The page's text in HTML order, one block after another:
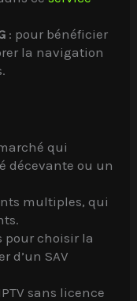
: pour bénéficier
la navigation
qui
décevante ou un
multiples, qui
pour choisir la
d’un SAV
sans licence